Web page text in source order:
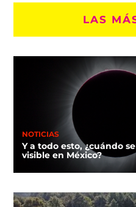
LAS
NOTICIAS
Y a todo esto, ¿cuándo
visible en México?